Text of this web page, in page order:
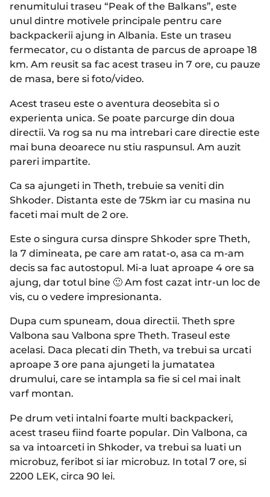
renumitului traseu “Peak of the Balkans”, este
unul dintre motivele principale pentru care
backpackerii ajung in Albania. Este un traseu
fermecator, cu o distanta de parcus de aproape 18
km. Am reusit sa fac acest traseu in 7 ore, cu pauze
de masa, bere si foto/video.
Acest traseu este o aventura deosebita si o
experienta unica. Se poate parcurge din doua
directii. Va rog sa nu ma intrebari care directie este
mai buna deoarece nu stiu raspunsul. Am auzit
pareri impartite.
Ca sa ajungeti in Theth, trebuie sa veniti din
Shkoder. Distanta este de 75km iar cu masina nu
faceti mai mult de 2 ore.
Este o singura cursa dinspre Shkoder spre Theth,
la 7 dimineata, pe care am ratat-o, asa ca m-am
decis sa fac autostopul. Mi-a luat aproape 4 ore sa
ajung, dar totul bine 🙂 Am fost cazat intr-un loc de
vis, cu o vedere impresionanta.
Dupa cum spuneam, doua directii. Theth spre
Valbona sau Valbona spre Theth. Traseul este
acelasi. Daca plecati din Theth, va trebui sa urcati
aproape 3 ore pana ajungeti la jumatatea
drumului, care se intampla sa fie si cel mai inalt
varf montan.
Pe drum veti intalni foarte multi backpackeri,
acest traseu fiind foarte popular. Din Valbona, ca
sa va intoarceti in Shkoder, va trebui sa luati un
microbuz, feribot si iar microbuz. In total 7 ore, si
2200 LEK, circa 90 lei.